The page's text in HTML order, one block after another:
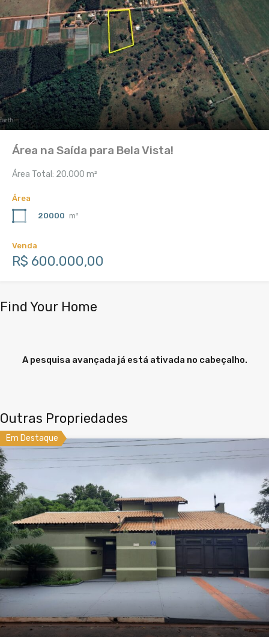
Área na Saída para Bela Vista!
Área Total: 20.000 m²
Área
20000 m²
Venda
R$ 600.000,00
Find Your Home
A pesquisa avançada já está ativada no cabeçalho.
Outras Propriedades
Em Destaque